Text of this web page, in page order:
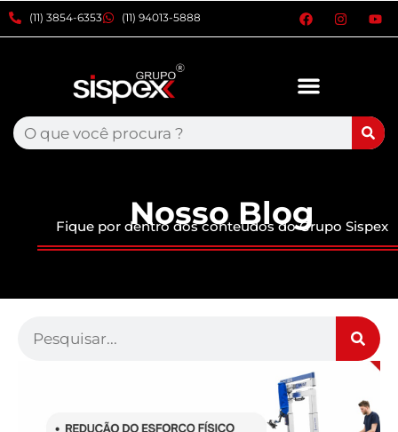
xxxx(11) 3854-6353 (11) 94013-5888
Nosso Blog
Fique por dentro dos conteúdos do Grupo Sispex